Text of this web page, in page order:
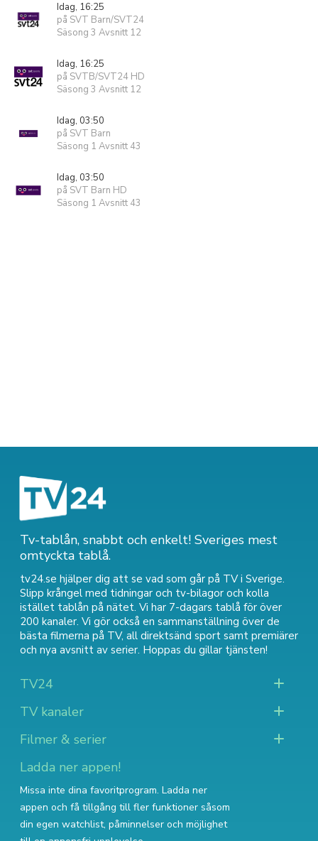
Idag, 16:25
på SVT Barn/SVT24
Säsong 3 Avsnitt 12
Idag, 16:25
på SVTB/SVT24 HD
Säsong 3 Avsnitt 12
Idag, 03:50
på SVT Barn
Säsong 1 Avsnitt 43
Idag, 03:50
på SVT Barn HD
Säsong 1 Avsnitt 43
Tv-tablån, snabbt och enkelt! Sveriges mest
omtyckta tablå.
tv24.se hjälper dig att se vad som går på TV i Sverige.
Slipp krångel med tidningar och tv-bilagor och kolla
istället tablån på nätet. Vi har 7-dagars tablå för över
200 kanaler. Vi gör också en sammanställning över de
bästa filmerna på TV, all direktsänd sport samt premiärer
och nya avsnitt av serier. Hoppas du gillar tjänsten!
TV24
TV kanaler
Filmer & serier
Ladda ner appen!
Missa inte dina favoritprogram. Ladda ner
appen och få tillgång till fler funktioner såsom
din egen watchlist, påminnelser och möjlighet